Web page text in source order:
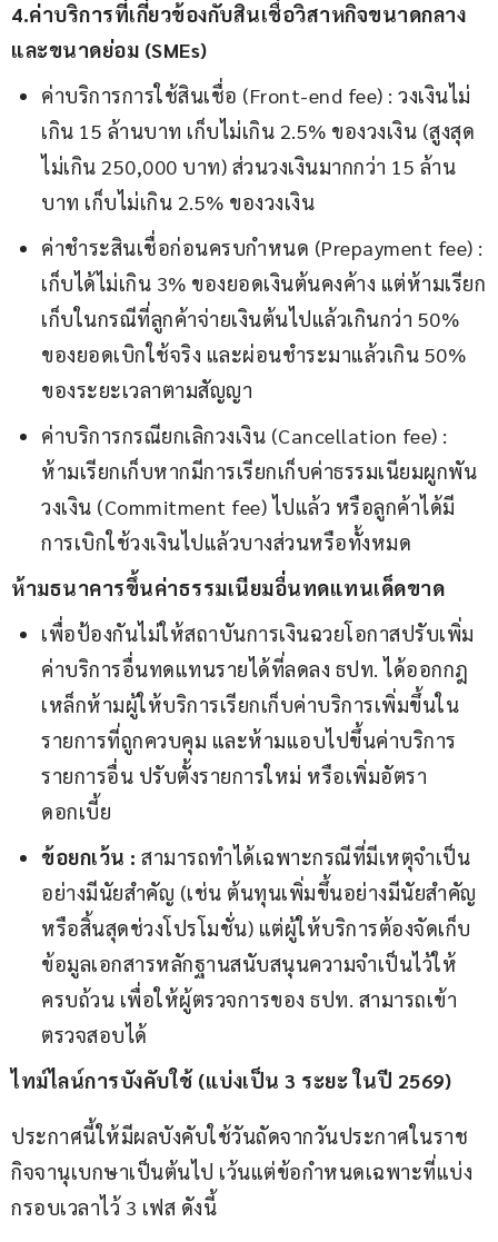
4.ค่าบริการที่เกี่ยวข้องกับสินเชื่อวิสาหกิจขนาดกลาง
และขนาดย่อม (SMEs)
ค่าบริการการใช้สินเชื่อ (Front-end fee) : วงเงินไม่
เกิน 15 ล้านบาท เก็บไม่เกิน 2.5% ของวงเงิน (สูงสุด
ไม่เกิน 250,000 บาท) ส่วนวงเงินมากกว่า 15 ล้าน
บาท เก็บไม่เกิน 2.5% ของวงเงิน
ค่าชำระสินเชื่อก่อนครบกำหนด (Prepayment fee) :
เก็บได้ไม่เกิน 3% ของยอดเงินต้นคงค้าง แต่ห้ามเรียก
เก็บในกรณีที่ลูกค้าจ่ายเงินต้นไปแล้วเกินกว่า 50%
ของยอดเบิกใช้จริง และผ่อนชำระมาแล้วเกิน 50%
ของระยะเวลาตามสัญญา
ค่าบริการกรณียกเลิกวงเงิน (Cancellation fee) :
ห้ามเรียกเก็บหากมีการเรียกเก็บค่าธรรมเนียมผูกพัน
วงเงิน (Commitment fee) ไปแล้ว หรือลูกค้าได้มี
การเบิกใช้วงเงินไปแล้วบางส่วนหรือทั้งหมด
ห้ามธนาคารขึ้นค่าธรรมเนียมอื่นทดแทนเด็ดขาด
เพื่อป้องกันไม่ให้สถาบันการเงินฉวยโอกาสปรับเพิ่ม
ค่าบริการอื่นทดแทนรายได้ที่ลดลง ธปท. ได้ออกกฎ
เหล็กห้ามผู้ให้บริการเรียกเก็บค่าบริการเพิ่มขึ้นใน
รายการที่ถูกควบคุม และห้ามแอบไปขึ้นค่าบริการ
รายการอื่น ปรับตั้งรายการใหม่ หรือเพิ่มอัตรา
ดอกเบี้ย
ข้อยกเว้น : สามารถทำได้เฉพาะกรณีที่มีเหตุจำเป็น
อย่างมีนัยสำคัญ (เช่น ต้นทุนเพิ่มขึ้นอย่างมีนัยสำคัญ
หรือสิ้นสุดช่วงโปรโมชั่น) แต่ผู้ให้บริการต้องจัดเก็บ
ข้อมูลเอกสารหลักฐานสนับสนุนความจำเป็นไว้ให้
ครบถ้วน เพื่อให้ผู้ตรวจการของ ธปท. สามารถเข้า
ตรวจสอบได้
ไทม์ไลน์การบังคับใช้ (แบ่งเป็น 3 ระยะ ในปี 2569)
ประกาศนี้ให้มีผลบังคับใช้วันถัดจากวันประกาศในราช
กิจจานุเบกษาเป็นต้นไป เว้นแต่ข้อกำหนดเฉพาะที่แบ่ง
กรอบเวลาไว้ 3 เฟส ดังนี้